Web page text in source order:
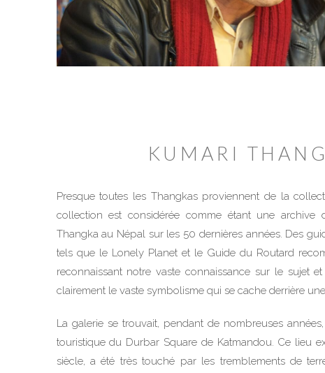
KUMARI
Presque toutes les Thangkas proviennent de la
collection est considérée comme étant une archive
Thangka au Népal sur les 50 dernières années. Des
tels que le Lonely Planet et le Guide du Routard
reconnaissant notre vaste connaissance sur le sujet
clairement le vaste symbolisme qui se cache derrière
La galerie se trouvait, pendant de nombreuses
touristique du Durbar Square de Katmandou. Ce lieu
siècle, a été très touché par les tremblements de